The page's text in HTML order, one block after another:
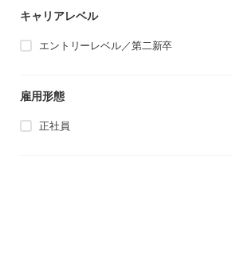
キャリアレベル
エントリーレベル／第二新卒
雇用形態
正社員